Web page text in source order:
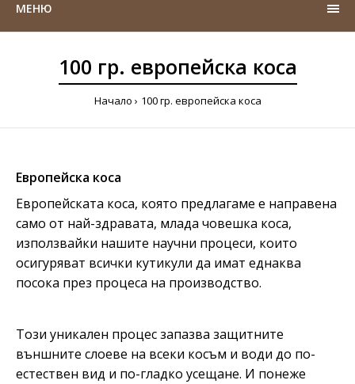
МЕНЮ
100 гр. европейска коса
Начало 100 гр. европейска коса
Европейска коса
Европейската коса, която предлагаме е направена
само от най-здравата, млада човешка коса,
използвайки нашите научни процеси, които
осигуряват всички кутикули да имат еднаква
посока през процеса на производство.
Този уникален процес запазва защитните
външните слоеве на всеки косъм и води до по-
естествен вид и по-гладко усещане. И понеже